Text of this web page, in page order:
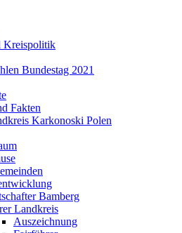
Kreispolitik
Bundestag 2021
Fakten
Karkonoski Polen
Bamberg
Landkreis
Auszeichnung